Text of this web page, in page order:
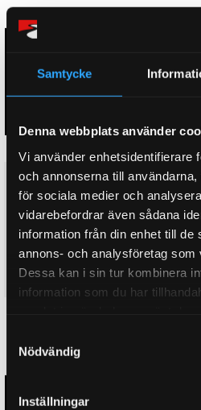
Samtycke
Denna webbplats använder
Vi använder enhetsidentifierare
och annonserna till
för sociala medier och
vidarebefordrar även sådana
information från din enhet till de
annons- och analysföretag som
Dessa kan i sin tur kombinera
information som du har
m
Nödvändig
Inställningar
D2 Coilovers Pro Rally 2 MINI
COOPER S (F56) (Bak:
(14~upp)
Steg 3. Rally Grus/Snökit.
Custom coilovers för
professionell rally grus/snö
64 995KR